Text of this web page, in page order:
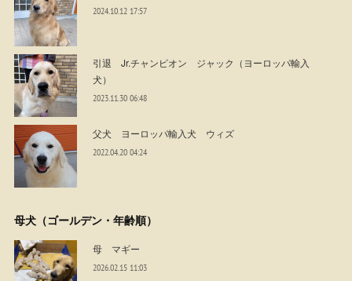
2024.10.12 17:57
引退 Jr.チャンピオン ジャック（ヨーロッパ輸入
犬）
2023.11.30 06:48
父犬 ヨーロッパ輸入犬 ウィズ
2022.04.20 04:24
母犬（ゴールデン・年齢順）
母 マギー
2026.02.15 11:03